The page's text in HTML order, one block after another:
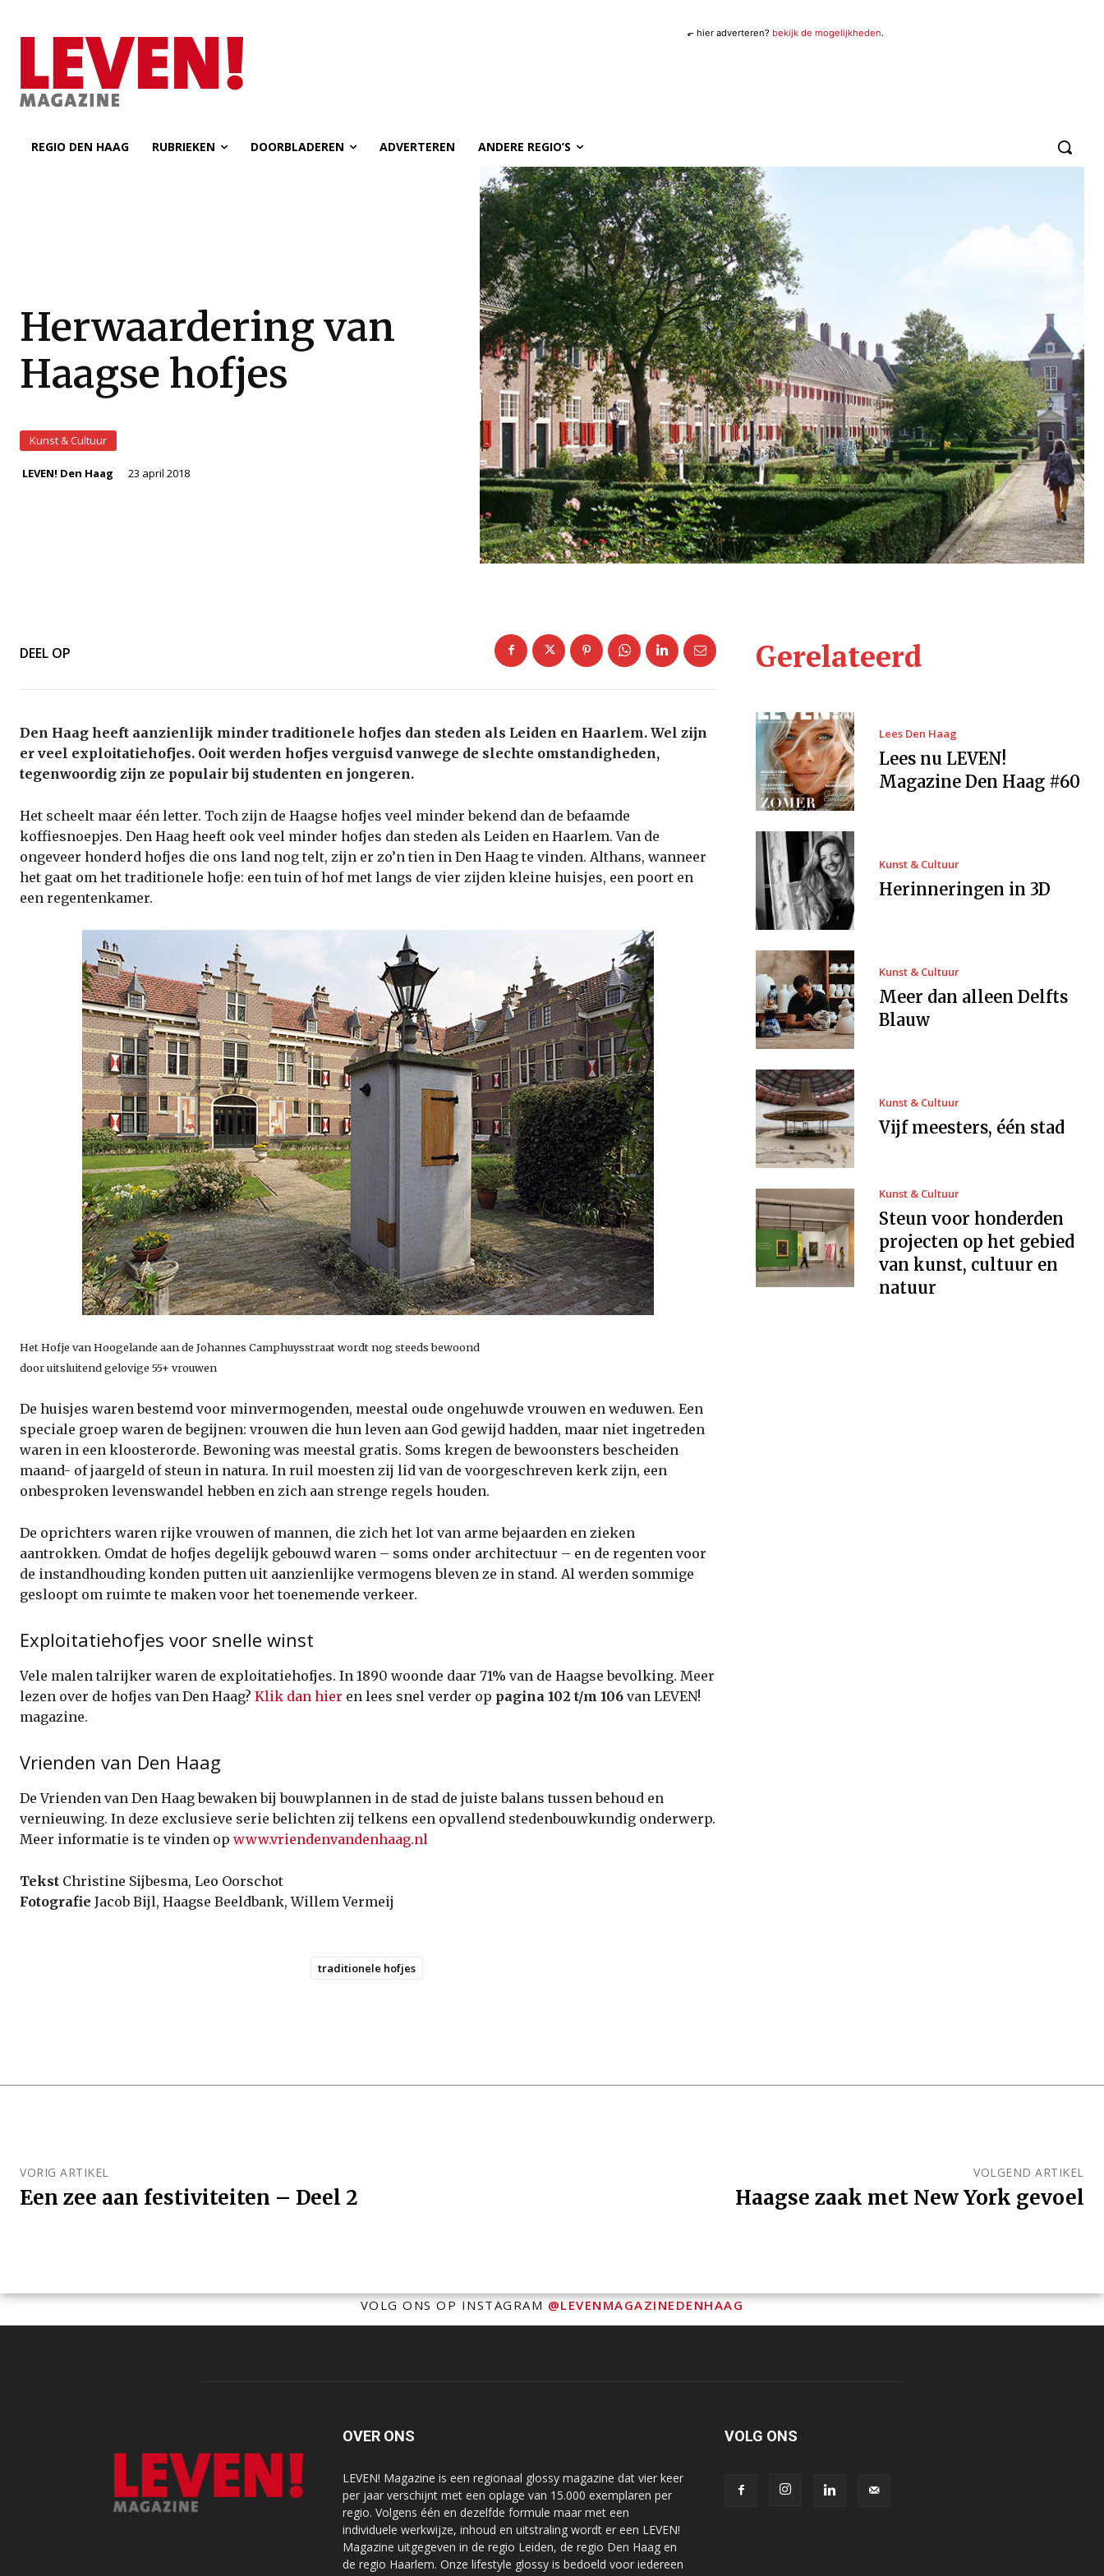
⬐ hier adverteren? bekijk de mogelijkheden.
REGIO DEN HAAG RUBRIEKEN DOORBLADEREN ADVERTEREN ANDERE REGIO’S
Herwaardering van
Haagse hofjes
Kunst & Cultuur
LEVEN! Den Haag 23 april 2018
DEEL OP
Den Haag heeft aanzienlijk minder traditionele hofjes dan steden als Leiden en Haarlem. Wel zijn
er veel exploitatiehofjes. Ooit werden hofjes verguisd vanwege de slechte omstandigheden,
tegenwoordig zijn ze populair bij studenten en jongeren.
Het scheelt maar één letter. Toch zijn de Haagse hofjes veel minder bekend dan de befaamde
koffiesnoepjes. Den Haag heeft ook veel minder hofjes dan steden als Leiden en Haarlem. Van de
ongeveer honderd hofjes die ons land nog telt, zijn er zo’n tien in Den Haag te vinden. Althans, wanneer
het gaat om het traditionele hofje: een tuin of hof met langs de vier zijden kleine huisjes, een poort en
een regentenkamer.
Het Hofje van Hoogelande aan de Johannes Camphuysstraat wordt nog steeds bewoond
door uitsluitend gelovige 55+ vrouwen
De huisjes waren bestemd voor minvermogenden, meestal oude ongehuwde vrouwen en weduwen. Een
speciale groep waren de begijnen: vrouwen die hun leven aan God gewijd hadden, maar niet ingetreden
waren in een kloosterorde. Bewoning was meestal gratis. Soms kregen de bewoonsters bescheiden
maand- of jaargeld of steun in natura. In ruil moesten zij lid van de voorgeschreven kerk zijn, een
onbesproken levenswandel hebben en zich aan strenge regels houden.
De oprichters waren rijke vrouwen of mannen, die zich het lot van arme bejaarden en zieken
aantrokken. Omdat de hofjes degelijk gebouwd waren – soms onder architectuur – en de regenten voor
de instandhouding konden putten uit aanzienlijke vermogens bleven ze in stand. Al werden sommige
gesloopt om ruimte te maken voor het toenemende verkeer.
Exploitatiehofjes voor snelle winst
Vele malen talrijker waren de exploitatiehofjes. In 1890 woonde daar 71% van de Haagse bevolking. Meer
lezen over de hofjes van Den Haag? Klik dan hier en lees snel verder op pagina 102 t/m 106 van LEVEN!
magazine.
Vrienden van Den Haag
De Vrienden van Den Haag bewaken bij bouwplannen in de stad de juiste balans tussen behoud en
vernieuwing. In deze exclusieve serie belichten zij telkens een opvallend stedenbouwkundig onderwerp.
Meer informatie is te vinden op www.vriendenvandenhaag.nl
Tekst Christine Sijbesma, Leo Oorschot
Fotografie Jacob Bijl, Haagse Beeldbank, Willem Vermeij
traditionele hofjes
Gerelateerd
Lees Den Haag
Lees nu LEVEN!
Magazine Den Haag #60
Kunst & Cultuur
Herinneringen in 3D
Kunst & Cultuur
Meer dan alleen Delfts
Blauw
Kunst & Cultuur
Vijf meesters, één stad
Kunst & Cultuur
Steun voor honderden
projecten op het gebied
van kunst, cultuur en
natuur
VORIG ARTIKEL
Een zee aan festiviteiten – Deel 2
VOLGEND ARTIKEL
Haagse zaak met New York gevoel
VOLG ONS OP INSTAGRAM@LEVENMAGAZINEDENHAAG
OVER ONS
LEVEN! Magazine is een regionaal glossy magazine dat vier keer
per jaar verschijnt met een oplage van 15.000 exemplaren per
regio. Volgens één en dezelfde formule maar met een
individuele werkwijze, inhoud en uitstraling wordt er een LEVEN!
Magazine uitgegeven in de regio Leiden, de regio Den Haag en
de regio Haarlem. Onze lifestyle glossy is bedoeld voor iedereen
VOLG ONS